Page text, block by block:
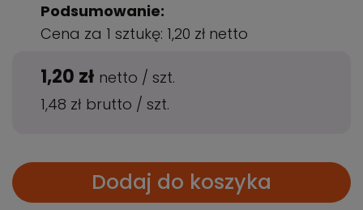
Podsumowanie:
Cena za 1 sztukę: 1,20 zł netto
1,20 zł netto / szt.
1,48 zł brutto / szt.
Dodaj do koszyka